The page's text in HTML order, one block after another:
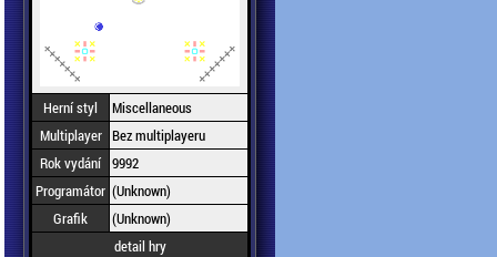
Herní styl
Miscellaneous
Multiplayer Bez multiplayeru
Rok vydání 9992
Programátor (Unknown)
Grafik
(Unknown)
detail hry